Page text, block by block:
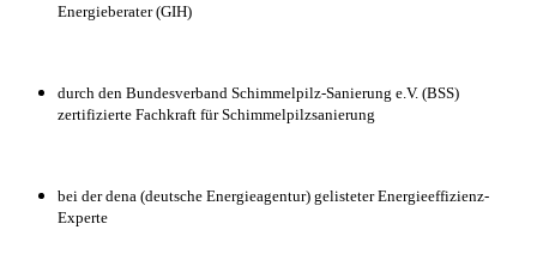
Energieberater (GIH)
durch den Bundesverband Schimmelpilz-Sanierung e.V. (BSS)
zertifizierte Fachkraft für Schimmelpilzsanierung
bei der dena (deutsche Energieagentur) gelisteter Energieeffizienz-
Experte